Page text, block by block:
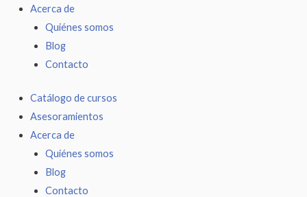
Acerca de
Quiénes somos
Blog
Contacto
Catálogo de cursos
Asesoramientos
Acerca de
Quiénes somos
Blog
Contacto